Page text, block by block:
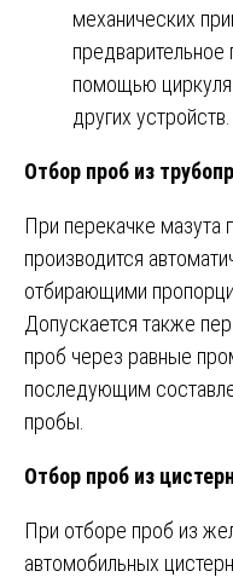
механических
помощью
других устройств.
Отбор проб из
При перекачке мазута
производится
отбирающими
Допускается также
проб через равные
последующим
пробы.
Отбор проб из
При отборе проб из
автомобильных